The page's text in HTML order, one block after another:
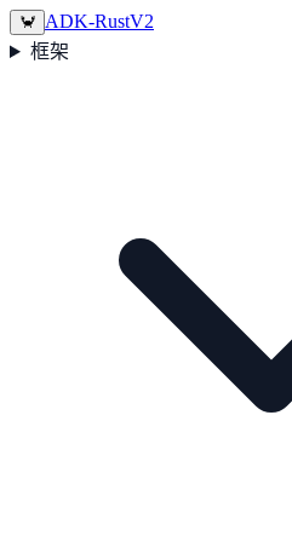
🦀 ADK-RustV2
框架